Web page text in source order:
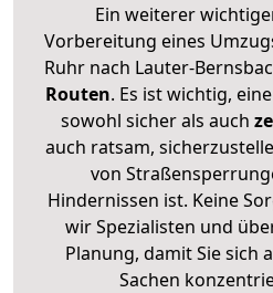
Ein weiterer
Vorbereitung eines
Ruhr nach Lauter-
Routen. Es ist wichtig,
sowohl sicher als auch
auch ratsam,
von
Hindernissen ist. Keine
wir Spezialisten und
Planung, damit Sie sich
Sachen